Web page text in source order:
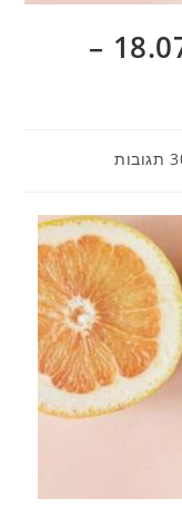
אירועי דיומא – 18.07.2025 –